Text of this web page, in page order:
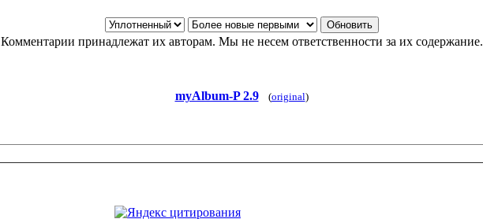
Комментарии принадлежат их авторам. Мы не несем ответственности за их содержание.
myAlbum-P 2.9 (original)